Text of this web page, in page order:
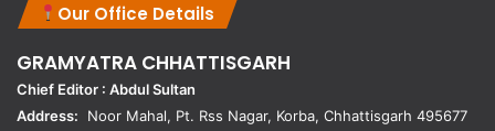
Our Office Details
GRAMYATRA CHHATTISGARH
Chief Editor : Abdul Sultan
Address: Noor Mahal, Pt. Rss Nagar, Korba, Chhattisgarh 495677